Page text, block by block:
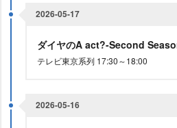
2026-05-17
ダイヤのA act?-Second
テレビ東京系列 17:30～18:00
2026-05-16